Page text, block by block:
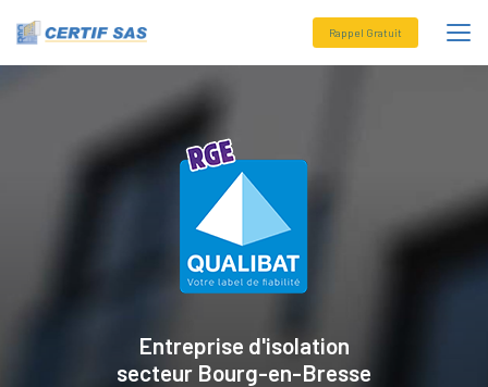
Rappel Gratuit
Entreprise d'isolation
secteurBourg-en-Bresse